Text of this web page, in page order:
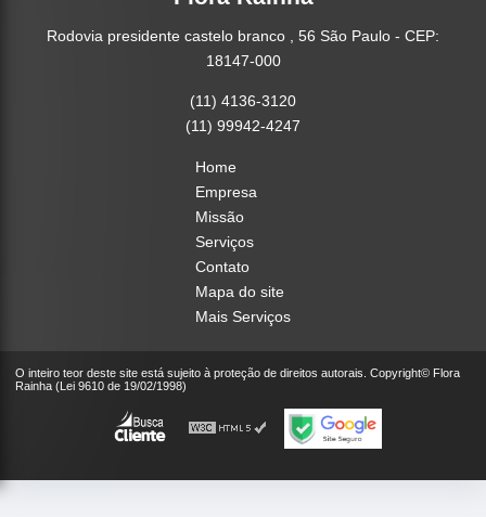
Rodovia presidente castelo branco , 56 São Paulo - CEP:
18147-000
(11) 4136-3120
(11) 99942-4247
Home
Empresa
Missão
Serviços
Contato
Mapa do site
Mais Serviços
O inteiro teor deste site está sujeito à proteção de direitos autorais. Copyright© Flora
Rainha (Lei 9610 de 19/02/1998)